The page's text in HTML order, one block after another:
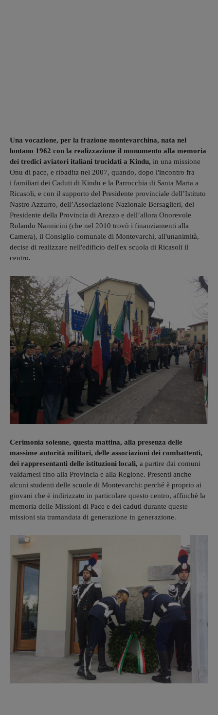
Una vocazione, per la frazione montevarchina, nata nel
lontano 1962 con la realizzazione il monumento alla memoria
dei tredici aviatori italiani trucidati a Kindu, in una missione
Onu di pace, e ribadita nel 2007, quando, dopo l'incontro fra
i familiari dei Caduti di Kindu e la Parrocchia di Santa Maria a
Ricasoli, e con il supporto del Presidente provinciale dell’Istituto
Nastro Azzurro, dell’Associazione Nazionale Bersaglieri, del
Presidente della Provincia di Arezzo e dell’allora Onorevole
Rolando Nannicini (che nel 2010 trovò i finanziamenti alla
Camera), il Consiglio comunale di Montevarchi, all'unanimità,
decise di realizzare nell'edificio dell'ex scuola di Ricasoli il
centro.
Cerimonia solenne, questa mattina, alla presenza delle
massime autorità militari, delle associazioni dei combattenti,
dei rappresentanti delle istituzioni locali, a partire dai comuni
valdarnesi fino alla Provincia e alla Regione. Presenti anche
alcuni studenti delle scuole di Montevarchi: perché è proprio ai
giovani che è indirizzato in particolare questo centro, affinché la
memoria delle Missioni di Pace e dei caduti durante queste
missioni sia tramandata di generazione in generazione.